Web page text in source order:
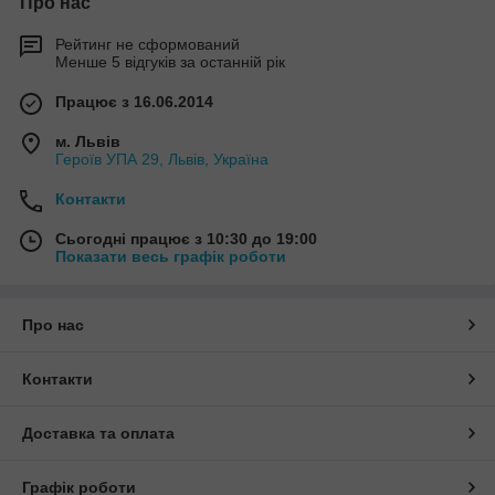
Рейтинг не сформований
Менше 5 відгуків за останній рік
Працює з 16.06.2014
м. Львів
Героїв УПА 29, Львів, Україна
Контакти
Сьогодні працює з 10:30 до 19:00
Показати весь графік роботи
Про нас
Контакти
Доставка та оплата
Графік роботи